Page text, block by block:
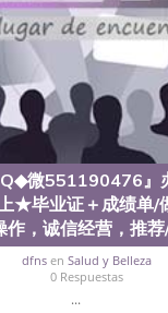
管理学，艺术设计，
；而各种大学部和研
同国家的专业人士前
1、收集客户办理信
司确认到账转制作点
给客户确认； 5、电
、成品做好拍照或者
户（国内顺丰，国外
证明材料 1、教育部
查，存档。 2、留学
使馆网站真实存档可
理，存档可查，终身
、艺术与建筑学院、
科学院、教育学院、
、信息工程与科学学
微551190476』
上★毕业证＋成绩单/
作，诚信经营，推
dfnsen Salud y Belleza
0 Respuestas
...